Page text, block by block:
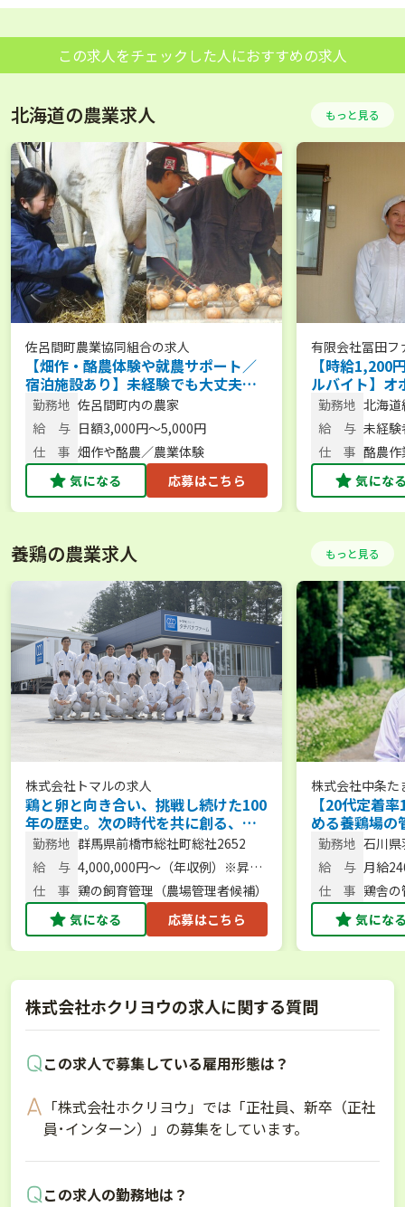
この求人をチェックした人におすすめの求人
北海道の農業求人 もっと見る
佐呂間町農業協同組合の求人
【畑作・酪農体験や就農サポート／
宿泊施設あり】未経験でも大丈夫！
体験から新規就農まであなたのペー
スで始められます◎
勤務地 佐呂間町内の農家
給 与 日額3,000円～5,000円
仕 事 畑作や酪農／農業体験
気になる
応募はこちら
有限会社冨田フ
【時給1,200
ルバイト】オ
の中で働く
勤務地 北海
給 与 未経
者：
仕 事 酪農
の乳
気にな
養鶏の農業求人 もっと見る
株式会社トマルの求人
鶏と卵と向き合い、挑戦し続けた100
年の歴史。次の時代を共に創る、農
場長候補を募集。 【未経験歓迎／人
柄重視】
勤務地 群馬県前橋市総社町総社2652
給 与 4,000,000円～（年収例）※昇
給・賞与あり
仕 事 鶏の飼育管理（農場管理者候補）
気になる
応募はこちら
株式会社中条た
【20代定着
める養鶏場の
経験／U･Iタ
勤務地 石川
18-1
給 与 月給
仕 事 鶏舎
気にな
株式会社ホクリヨウの求人に関する質問
この求人で募集している雇用形態は？
「株式会社ホクリヨウ」では「正社員、新卒（正社
員･インターン）」の募集をしています。
この求人の勤務地は？